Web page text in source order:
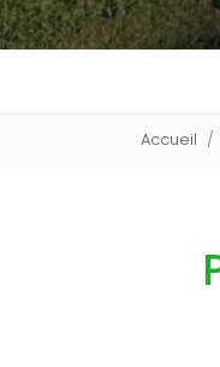
Accueil